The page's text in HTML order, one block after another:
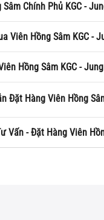
Chính Phủ KGC -
Viên Hồng Sâm KGC -
Hồng Sâm KGC -
Đặt Hàng Viên Hồng
Vấn - Đặt Hàng Viên